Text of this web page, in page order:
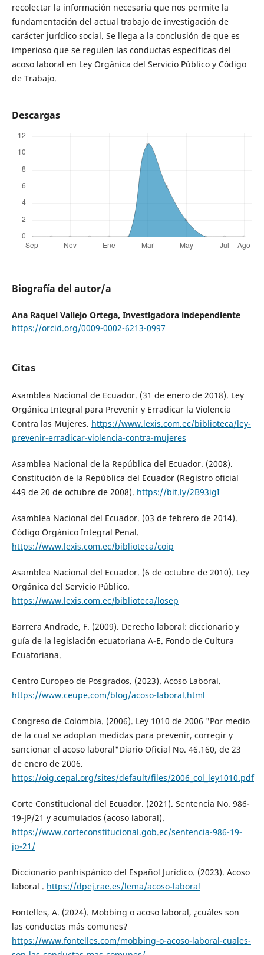
recolectar la información necesaria que nos permite la
fundamentación del actual trabajo de investigación de
carácter jurídico social. Se llega a la conclusión de que es
imperioso que se regulen las conductas específicas del
acoso laboral en Ley Orgánica del Servicio Público y Código
de Trabajo.
Descargas
Biografía del autor/a
Ana Raquel Vallejo Ortega, Investigadora independiente
https://orcid.org/0009-0002-6213-0997
Citas
Asamblea Nacional de Ecuador. (31 de enero de 2018). Ley
Orgánica Integral para Prevenir y Erradicar la Violencia
Contra las Mujeres. https://www.lexis.com.ec/biblioteca/ley-
prevenir-erradicar-violencia-contra-mujeres
Asamblea Nacional de la República del Ecuador. (2008).
Constitución de la República del Ecuador (Registro oficial
449 de 20 de octubre de 2008). https://bit.ly/2B93igI
Asamblea Nacional del Ecuador. (03 de febrero de 2014).
Código Orgánico Integral Penal.
https://www.lexis.com.ec/biblioteca/coip
Asamblea Nacional del Ecuador. (6 de octubre de 2010). Ley
Orgánica del Servicio Público.
https://www.lexis.com.ec/biblioteca/losep
Barrera Andrade, F. (2009). Derecho laboral: diccionario y
guía de la legislación ecuatoriana A-E. Fondo de Cultura
Ecuatoriana.
Centro Europeo de Posgrados. (2023). Acoso Laboral.
https://www.ceupe.com/blog/acoso-laboral.html
Congreso de Colombia. (2006). Ley 1010 de 2006 "Por medio
de la cual se adoptan medidas para prevenir, corregir y
sancionar el acoso laboral"Diario Oficial No. 46.160, de 23
de enero de 2006.
https://oig.cepal.org/sites/default/files/2006_col_ley1010.pdf
Corte Constitucional del Ecuador. (2021). Sentencia No. 986-
19-JP/21 y acumulados (acoso laboral).
https://www.corteconstitucional.gob.ec/sentencia-986-19-
jp-21/
Diccionario panhispánico del Español Jurídico. (2023). Acoso
laboral . https://dpej.rae.es/lema/acoso-laboral
Fontelles, A. (2024). Mobbing o acoso laboral, ¿cuáles son
las conductas más comunes?
https://www.fontelles.com/mobbing-o-acoso-laboral-cuales-